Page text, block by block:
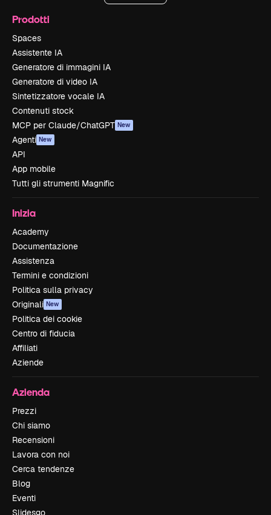
Prodotti
Spaces
Assistente IA
Generatore di immagini IA
Generatore di video IA
Sintetizzatore vocale IA
Contenuti stock
MCP per Claude/ChatGPT New
Agenti New
API
App mobile
Tutti gli strumenti Magnific
Inizia
Academy
Documentazione
Assistenza
Termini e condizioni
Politica sulla privacy
Originali New
Politica dei cookie
Centro di fiducia
Affiliati
Aziende
Azienda
Prezzi
Chi siamo
Recensioni
Lavora con noi
Cerca tendenze
Blog
Eventi
Slidesgo